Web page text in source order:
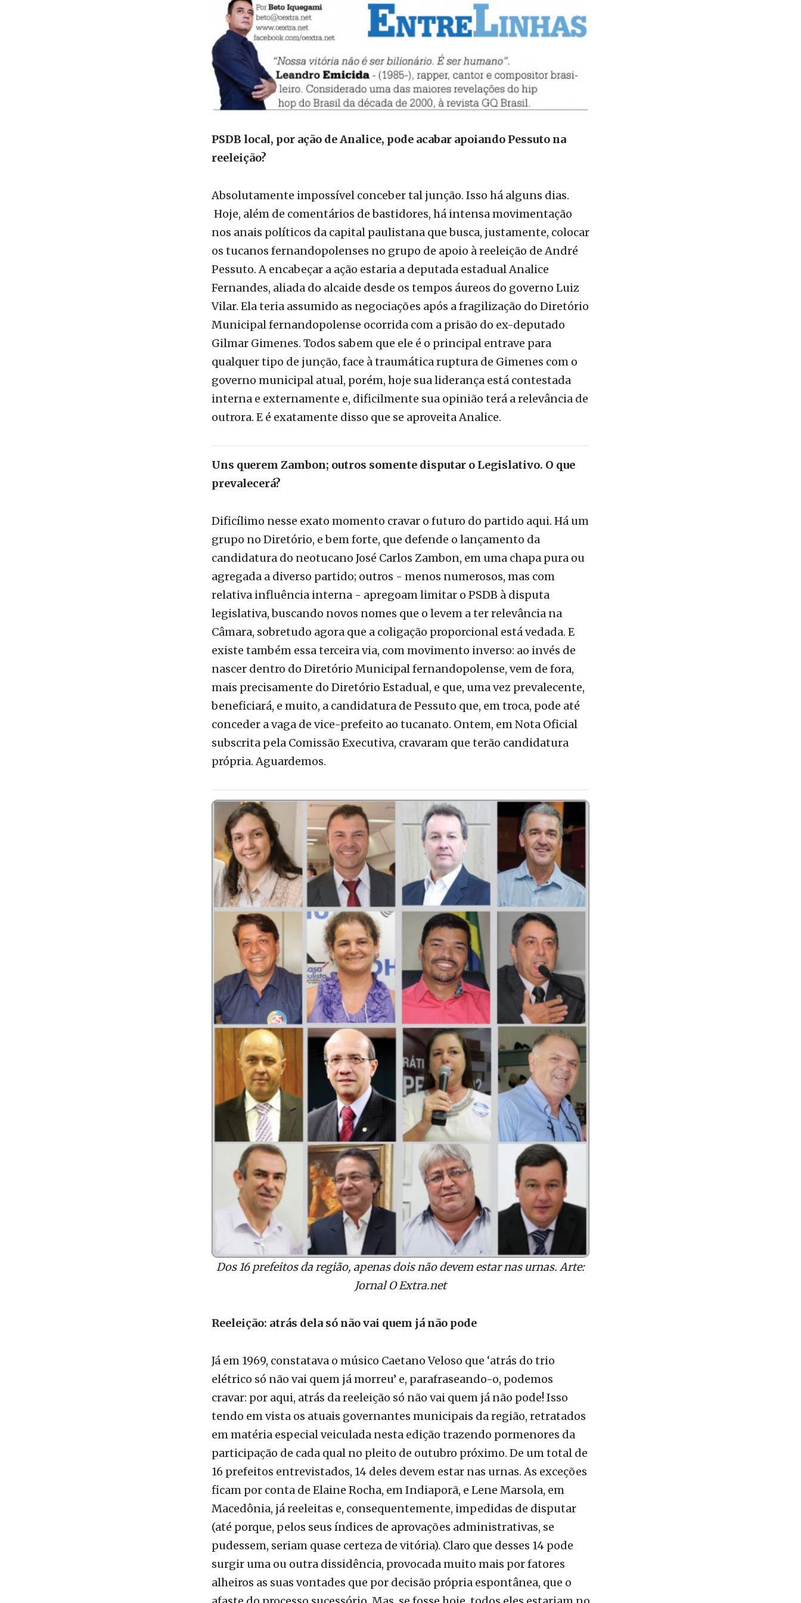
reeleição?
Absolutamente impossível conceber tal junção. Isso há alguns dias.
Hoje, além de comentários de bastidores, há intensa movimentação
nos anais políticos da capital paulistana que busca, justamente, colocar
os tucanos fernandopolenses no grupo de apoio à reeleição de André
Pessuto. A encabeçar a ação estaria a deputada estadual Analice
Fernandes, aliada do alcaide desde os tempos áureos do governo Luiz
Vilar. Ela teria assumido as negociações após a fragilização do Diretório
Municipal fernandopolense ocorrida com a prisão do ex-deputado
Gilmar Gimenes. Todos sabem que ele é o principal entrave para
qualquer tipo de junção, face à traumática ruptura de Gimenes com o
governo municipal atual, porém, hoje sua liderança está contestada
prevalecerá?
Dificílimo nesse exato momento cravar o futuro do partido aqui. Há um
grupo no Diretório, e bem forte, que defende o lançamento da
candidatura do neotucano José Carlos Zambon, em uma chapa pura ou
agregada a diverso partido; outros - menos numerosos, mas com
relativa influência interna - apregoam limitar o PSDB à disputa
legislativa, buscando novos nomes que o levem a ter relevância na
Câmara, sobretudo agora que a coligação proporcional está vedada. E
existe também essa terceira via, com movimento inverso: ao invés de
nascer dentro do Diretório Municipal fernandopolense, vem de fora,
mais precisamente do Diretório Estadual, e que, uma vez prevalecente,
beneficiará, e muito, a candidatura de Pessuto que, em troca, pode até
conceder a vaga de vice-prefeito ao tucanato. Ontem, em Nota Oficial
Jornal O Extra.net
Reeleição: atrás dela só não vai quem já não pode
Já em 1969, constatava o músico Caetano Veloso que ‘atrás do trio
elétrico só não vai quem já morreu’ e, parafraseando-o, podemos
cravar: por aqui, atrás da reeleição só não vai quem já não pode! Isso
tendo em vista os atuais governantes municipais da região, retratados
em matéria especial veiculada nesta edição trazendo pormenores da
participação de cada qual no pleito de outubro próximo. De um total de
16 prefeitos entrevistados, 14 deles devem estar nas urnas. As exceções
ficam por conta de Elaine Rocha, em Indiaporã, e Lene Marsola, em
Macedônia, já reeleitas e, consequentemente, impedidas de disputar
(até porque, pelos seus índices de aprovações administrativas, se
pudessem, seriam quase certeza de vitória). Claro que desses 14 pode
surgir uma ou outra dissidência, provocada muito mais por fatores